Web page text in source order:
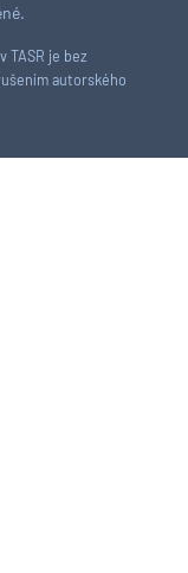
TASR je bez
autorského